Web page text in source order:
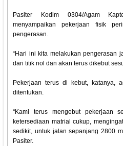
Pasiter Kodim 0304/Agam
menyampaikan pekerjaan fisik
pengerasan.
“Hari ini kita melakukan pengerasan
dari titik nol dan akan terus dikebut
Pekerjaan terus di kebut, katanya,
ditentukan.
“Kami terus mengebut pekerjaan
ketersediaan matrial cukup,
sedikit, untuk jalan sepanjang 2800
Pasiter.